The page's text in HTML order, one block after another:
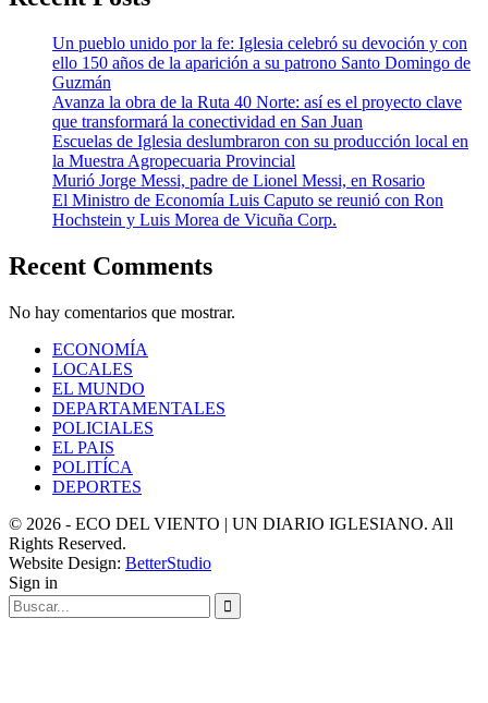
Un pueblo unido por la fe: Iglesia celebró su devoción y con
ello 150 años de la aparición a su patrono Santo Domingo de
Guzmán
Avanza la obra de la Ruta 40 Norte: así es el proyecto clave
que transformará la conectividad en San Juan
Escuelas de Iglesia deslumbraron con su producción local en
la Muestra Agropecuaria Provincial
Murió Jorge Messi, padre de Lionel Messi, en Rosario
El Ministro de Economía Luis Caputo se reunió con Ron
Hochstein y Luis Morea de Vicuña Corp.
Recent Comments
No hay comentarios que mostrar.
ECONOMÍA
LOCALES
EL MUNDO
DEPARTAMENTALES
POLICIALES
EL PAIS
POLITÍCA
DEPORTES
© 2026 - ECO DEL VIENTO | UN DIARIO IGLESIANO. All
Rights Reserved.
Website Design: BetterStudio
Sign in